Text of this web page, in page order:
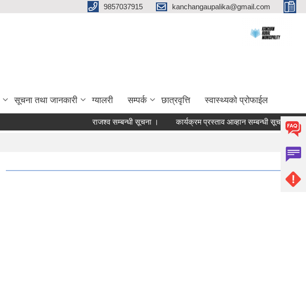
9857037915 kanchangaupalika@gmail.com
सूचना तथा जानकारी ग्यालरी सम्पर्क छात्रवृत्ति स्वास्थ्यको प्रोफाईल
राजश्व सम्बन्धी सूचना । कार्यक्रम प्रस्ताव आव्हान सम्बन्धी सूचना ।